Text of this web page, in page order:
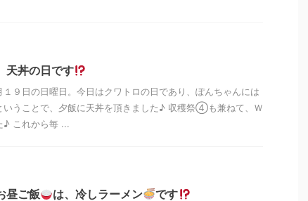
天丼の日です
９日の日曜日。今日はクワトロの日であり、ぽんちゃんには
いうことで、夕飯に天丼を頂きました♪ 収穫祭④も兼ねて、Ｗ
♪ これから毎 ...
昼ご飯 は、冷しラーメン です